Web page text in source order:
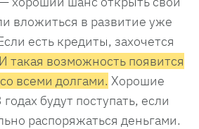
вложиться в развитие уже
есть кредиты, захочется
И такая возможность появится
всеми долгами. Хорошие
будут поступать, если
распоряжаться деньгами.